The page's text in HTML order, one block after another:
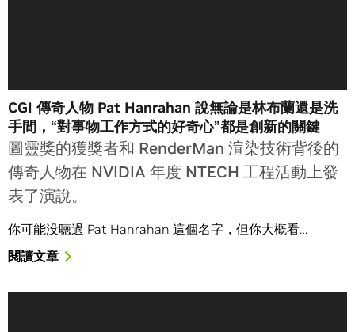
CGI 傳奇人物 Pat Hanrahan 說無論是林布蘭還是洗
手間，“對事物工作方式的好奇心”都是創新的關鍵
圖靈獎的獲獎者和 RenderMan 渲染技術背後的
傳奇人物在 NVIDIA 年度 NTECH 工程活動上發
表了演說。
你可能没聴過 Pat Hanrahan 這個名字，但你大概看…
閱讀文章